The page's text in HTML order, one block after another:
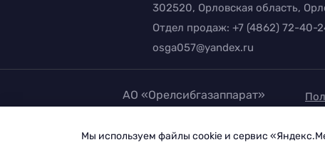
302520, Орловская область,
Отдел продаж:+7 (4862) 72-40-
osga057@yandex.ru
АО «Орелсибгазаппарат»
Мы используем файлы cookie и сервис